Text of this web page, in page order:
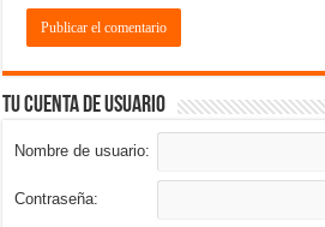
Tu cuenta de usuario
Nombre de usuario:
Contraseña: